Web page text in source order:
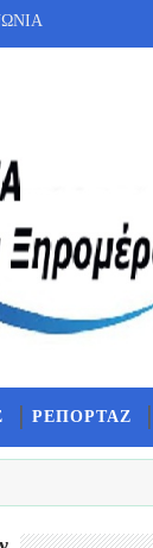
ΡΕΠΟΡΤΑΖ